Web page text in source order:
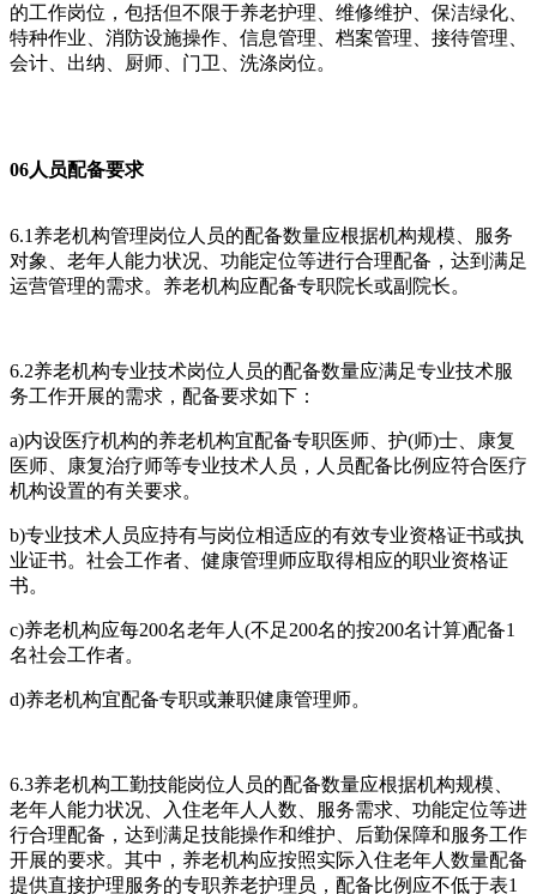
的工作岗位，包括但不限于养老护理、维修维护、保洁绿化、
特种作业、消防设施操作、信息管理、档案管理、接待管理、
会计、出纳、厨师、门卫、洗涤岗位。
06人员配备要求
6.1养老机构管理岗位人员的配备数量应根据机构规模、服务
对象、老年人能力状况、功能定位等进行合理配备，达到满足
运营管理的需求。养老机构应配备专职院长或副院长。
6.2养老机构专业技术岗位人员的配备数量应满足专业技术服
务工作开展的需求，配备要求如下：
a)内设医疗机构的养老机构宜配备专职医师、护(师)士、康复
医师、康复治疗师等专业技术人员，人员配备比例应符合医疗
机构设置的有关要求。
b)专业技术人员应持有与岗位相适应的有效专业资格证书或执
业证书。社会工作者、健康管理师应取得相应的职业资格证
书。
c)养老机构应每200名老年人(不足200名的按200名计算)配备1
名社会工作者。
d)养老机构宜配备专职或兼职健康管理师。
6.3养老机构工勤技能岗位人员的配备数量应根据机构规模、
老年人能力状况、入住老年人人数、服务需求、功能定位等进
行合理配备，达到满足技能操作和维护、后勤保障和服务工作
开展的要求。其中，养老机构应按照实际入住老年人数量配备
提供直接护理服务的专职养老护理员，配备比例应不低于表1